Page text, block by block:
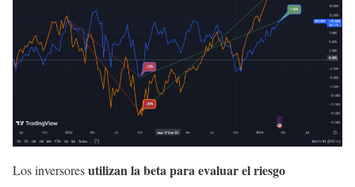
Los inversoresutilizan la beta para evaluar el riesgo